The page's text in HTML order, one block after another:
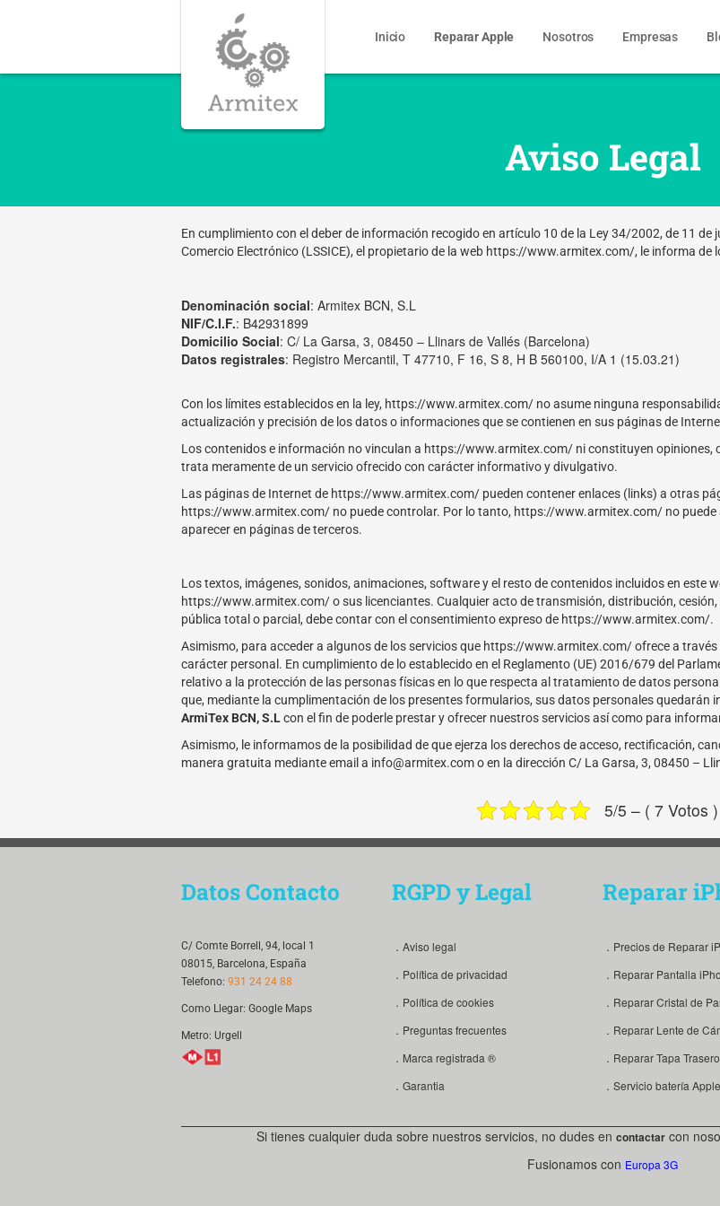
Inicio Reparar Apple Nosotros Empresas
Aviso Legal
En cumplimiento con el deber de información recogido en artículo 10 de la Ley 34/2002, de 11 de
Comercio Electrónico (LSSICE), el propietario de la web https://www.armitex.com/, le informa de
Denominación social: Armitex BCN, S.L
NIF/C.I.F.: B42931899
Domicilio Social: C/ La Garsa, 3, 08450 – Llinars de Vallés (Barcelona)
Datos registrales: Registro Mercantil, T 47710, F 16, S 8, H B 560100, I/A 1 (15.03.21)
Con los límites establecidos en la ley, https://www.armitex.com/ no asume ninguna
actualización y precisión de los datos o informaciones que se contienen en sus páginas de
Los contenidos e información no vinculan a https://www.armitex.com/ ni constituyen opiniones,
trata meramente de un servicio ofrecido con carácter informativo y divulgativo.
Las páginas de Internet de https://www.armitex.com/ pueden contener enlaces (links) a otras
https://www.armitex.com/ no puede controlar. Por lo tanto, https://www.armitex.com/ no puede
aparecer en páginas de terceros.
Los textos, imágenes, sonidos, animaciones, software y el resto de contenidos incluidos en este
https://www.armitex.com/ o sus licenciantes. Cualquier acto de transmisión, distribución,
pública total o parcial, debe contar con el consentimiento expreso de https://www.armitex.com/.
Asimismo, para acceder a algunos de los servicios que https://www.armitex.com/ ofrece a
carácter personal. En cumplimiento de lo establecido en el Reglamento (UE) 2016/679 del
relativo a la protección de las personas físicas en lo que respecta al tratamiento de datos
que, mediante la cumplimentación de los presentes formularios, sus datos personales quedarán
ArmiTex BCN, S.Lcon el fin de poderle prestar y ofrecer nuestros servicios así como para
Asimismo, le informamos de la posibilidad de que ejerza los derechos de acceso, rectificación,
manera gratuita mediante email a info@armitex.com o en la dirección C/ La Garsa, 3, 08450 –
5/5 – ( 7 Votos )
Datos Contacto
C/ Comte Borrell, 94, local 1
08015, Barcelona, España
Telefono: 931 24 24 88
Como Llegar: Google Maps
Metro: Urgell
RGPD y Legal
．Aviso legal
．Política de privacidad
．Política de cookies
．Preguntas frecuentes
．Marca registrada ®
．Garantia
Reparar
．Precios de Reparar
．Reparar Pantalla
．Reparar Cristal de
．Reparar Lente de
．Reparar Tapa Trasero
．Servicio batería Apple
Si tienes cualquier duda sobre nuestros servicios, no dudes en contactarcon
Fusionamos con Europa 3G